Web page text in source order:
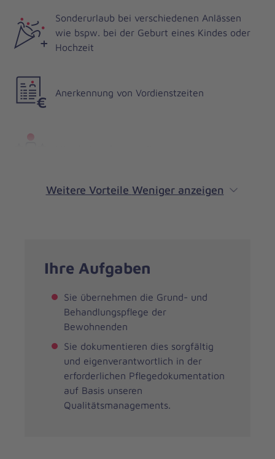
Sonderurlaub bei verschiedenen Anlässen
wie bspw. bei der Geburt eines Kindes oder
Hochzeit
Anerkennung von Vordienstzeiten
Weitere Vorteile Weniger anzeigen
Ihre Aufgaben
Sie übernehmen die Grund- und
Behandlungspflege der
Bewohnenden
Sie dokumentieren dies sorgfältig
und eigenverantwortlich in der
erforderlichen Pflegedokumentation
auf Basis unseren
Qualitätsmanagements.